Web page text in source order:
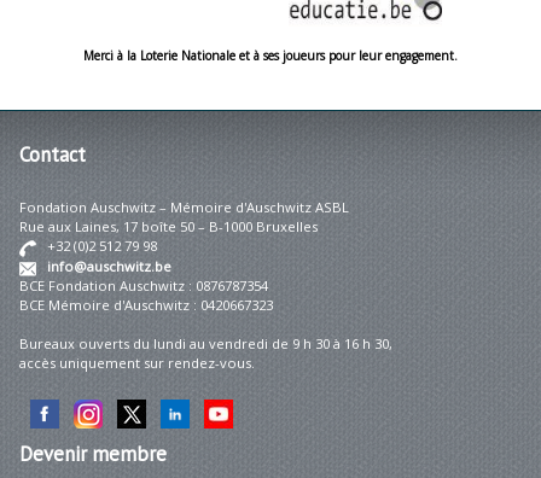
Merci à la Loterie Nationale et à ses joueurs pour leur engagement.
Contact
Fondation Auschwitz – Mémoire d'Auschwitz ASBL
Rue aux Laines, 17 boîte 50 – B-1000 Bruxelles
+32 (0)2 512 79 98
info@auschwitz.be
BCE Fondation Auschwitz : 0876787354
BCE Mémoire d'Auschwitz : 0420667323
Bureaux ouverts du lundi au vendredi de 9 h 30 à 16 h 30,
accès uniquement sur rendez-vous.
Devenirmembre